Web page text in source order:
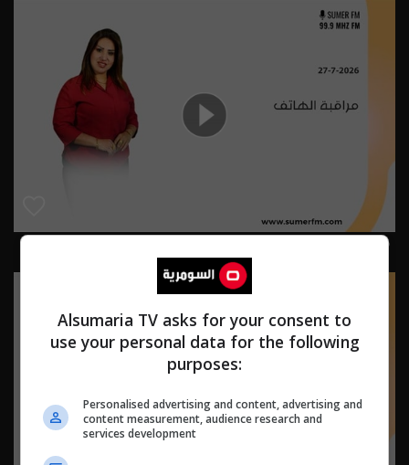
مراقبة الهاتف 27-7-2026 | 2026
Alsumaria TV asks for your consent to
use your personal data for the following
purposes:
Personalised advertising and content, advertising and
content measurement, audience research and
services development